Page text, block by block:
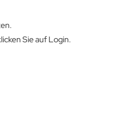
Sie auf Login.